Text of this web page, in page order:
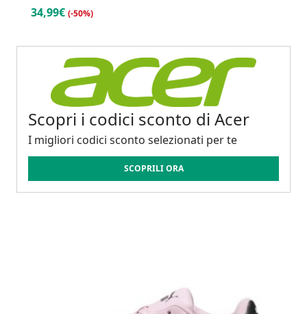
34,99€ (-50%)
Scopri i codici sconto di Acer
I migliori codici sconto selezionati per te
SCOPRILI ORA